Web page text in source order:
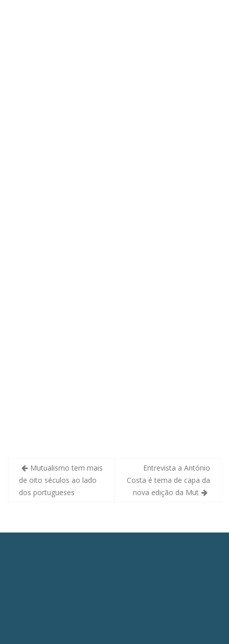
Navegação
de
artigos
Mutualismo tem mais
de oito séculos ao lado
dos portugueses
Entrevista a António
Costa é tema de capa da
nova edição da Mut